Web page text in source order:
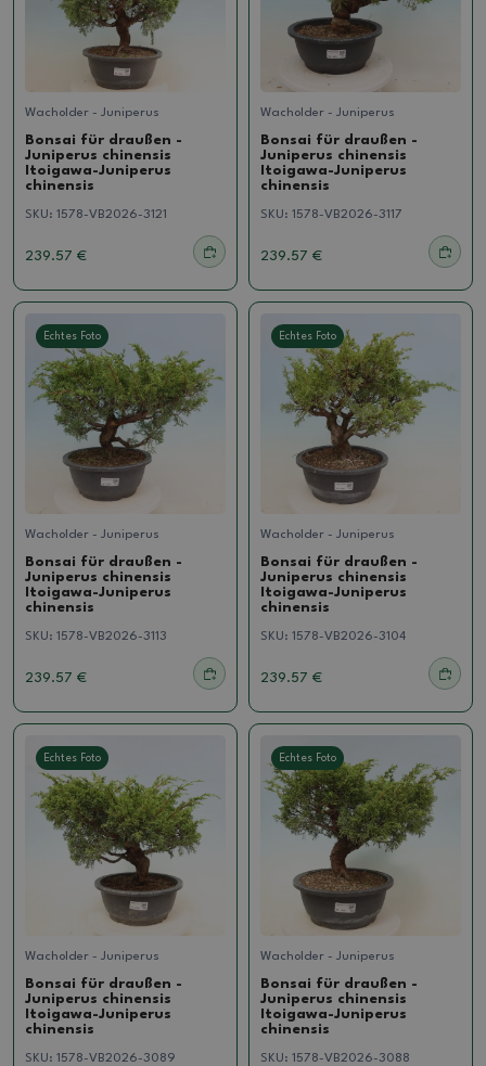
Wacholder - Juniperus
Bonsai für draußen -
Juniperus chinensis
Itoigawa-Juniperus
chinensis
SKU: 1578-VB2026-3121
239.57 €
Wacholder - Juniperus
Bonsai für draußen -
Juniperus chinensis
Itoigawa-Juniperus
chinensis
SKU: 1578-VB2026-3117
239.57 €
Echtes Foto
Wacholder - Juniperus
Bonsai für draußen -
Juniperus chinensis
Itoigawa-Juniperus
chinensis
SKU: 1578-VB2026-3113
239.57 €
Echtes Foto
Wacholder - Juniperus
Bonsai für draußen -
Juniperus chinensis
Itoigawa-Juniperus
chinensis
SKU: 1578-VB2026-3104
239.57 €
Echtes Foto
Wacholder - Juniperus
Bonsai für draußen -
Juniperus chinensis
Itoigawa-Juniperus
chinensis
SKU: 1578-VB2026-3089
Echtes Foto
Wacholder - Juniperus
Bonsai für draußen -
Juniperus chinensis
Itoigawa-Juniperus
chinensis
SKU: 1578-VB2026-3088